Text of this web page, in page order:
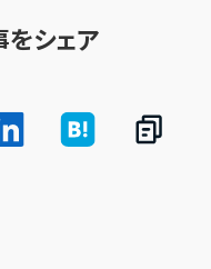
をシェア